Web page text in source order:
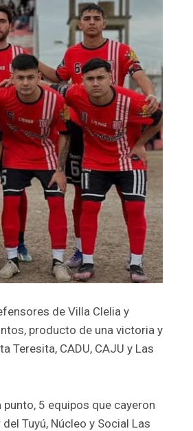
de Villa Clelia y
producto de una victoria y
Teresita, CADU, CAJU y Las
5 equipos que cayeron
Tuyú, Núcleo y Social Las